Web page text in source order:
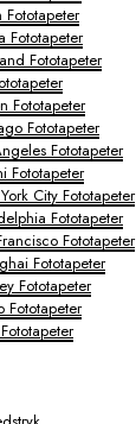
Fototapeter
Fototapeter
Fototapeter
Fototapeter
Fototapeter
Fototapeter
Fototapeter
City Fototapeter
Fototapeter
Fototapeter
Fototapeter
Fototapeter
Fototapeter